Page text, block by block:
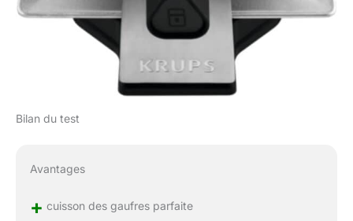
Bilan du test
Avantages
+ cuisson des gaufres parfaite